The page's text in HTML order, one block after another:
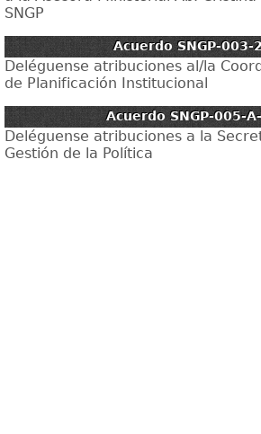
SNGP
Acuerdo SNGP-003-
Deléguense atribuciones al/la
de Planificación Institucional
Acuerdo SNGP-005-
Deléguense atribuciones a la
Gestión de la Política